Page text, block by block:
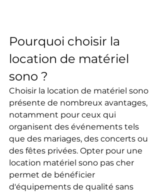
Pourquoi choisir la
location de matériel
sono ?
Choisir la location de matériel sono
présente de nombreux avantages,
notamment pour ceux qui
organisent des événements tels
que des mariages, des concerts ou
des fêtes privées. Opter pour une
location matériel sono pas cher
permet de bénéficier
d'équipements de qualité sans